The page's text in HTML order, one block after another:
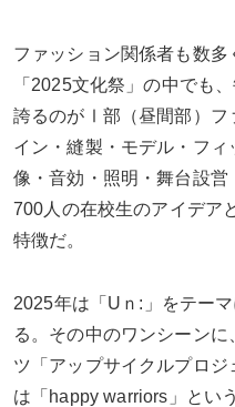
ファッション関係者も数
「2025文化祭」の中でも
誇るのがⅠ部（昼間部）フ
イン・縫製・モデル・フ
像・音効・照明・舞台設
700人の在校生のアイデア
特徴だ。
2025年は「Uｎ:」をテー
る。その中のワンシーン
ツ「アップサイクルプロ
は「happy warriors」とい